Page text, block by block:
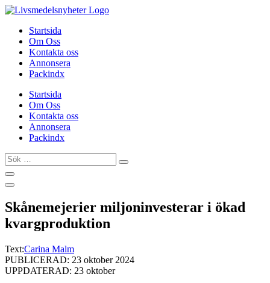
Hoppa
innehållStartsida
Om Oss
Kontakta oss
Annonsera
Packindx
Startsida
Om Oss
Kontakta oss
Annonsera
Packindx
Sök
…
Skånemejerier miljoninvesterar i ökad
kvargproduktion
Text:Carina Malm
PUBLICERAD: 23 oktober 2024
UPPDATERAD: 23 oktober